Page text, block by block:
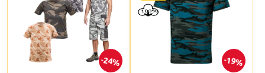
24% 19%